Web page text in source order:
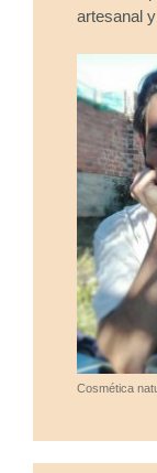
artesanal
Cosmética